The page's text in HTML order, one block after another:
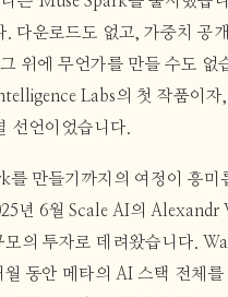
. 다운로드도 없고, 가중치 공
위에 무언가를 만들 수도 없
Labs의 첫 작품이자
선언이었습니다.
를 만들기까지의 여정이 흥미
년 6월 Scale AI의 Alexandr
모의 투자로 데려왔습니다.
월 동안 메타의 AI 스택 전체를